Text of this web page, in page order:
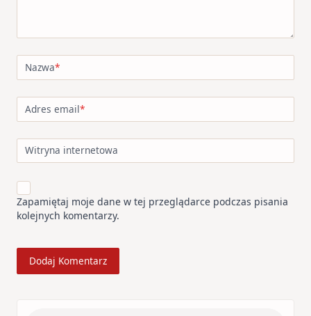
Nazwa*
Adres email*
Witryna internetowa
Zapamiętaj moje dane w tej przeglądarce podczas pisania
kolejnych komentarzy.